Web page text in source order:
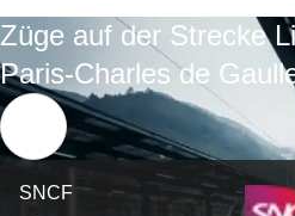
Züge auf der Strecke
Paris-Charles de
SNCF